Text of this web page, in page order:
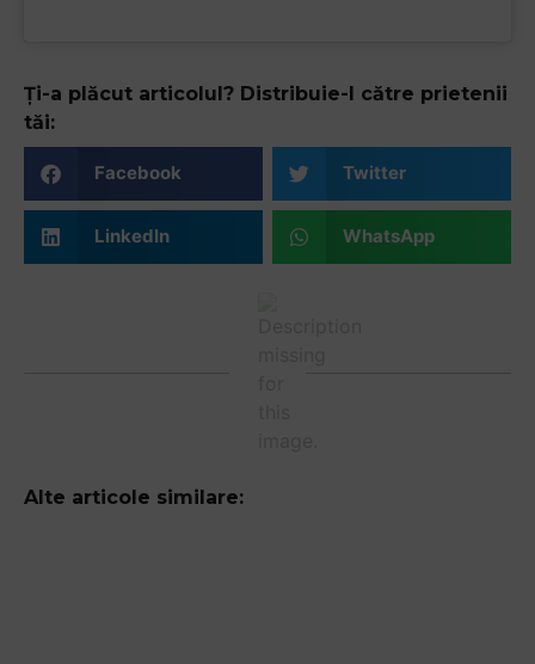
Ți-a plăcut articolul? Distribuie-l către prietenii
tăi:
Facebook Twitter
LinkedIn WhatsApp
Alte articole similare: